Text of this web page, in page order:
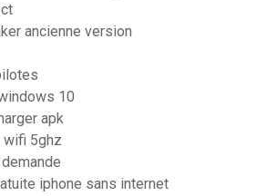
ancienne version
10
apk
wifi 5ghz
iphone sans internet